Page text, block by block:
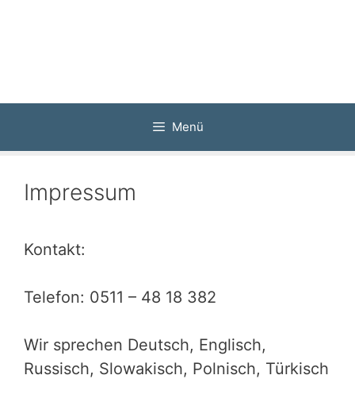
Menü
Impressum
Kontakt:
Telefon: 0511 – 48 18 382
Wir sprechen Deutsch, Englisch,
Russisch, Slowakisch, Polnisch, Türkisch